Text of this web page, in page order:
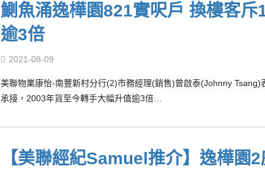
鰂魚涌逸樺園821實呎戶 換樓客
逾3倍
2021-08-09
美聯物業康怡-南豐新村分行(2)市務經理(銷售)曾啟泰(Johnny
承接，2003年貨至今轉手大幅升值逾3倍…
【美聯經紀Samuel推介】逸樺園